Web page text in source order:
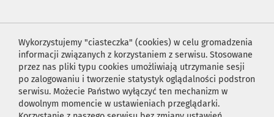
Wykorzystujemy "ciasteczka" (cookies) w celu gromadzenia
informacji związanych z korzystaniem z serwisu. Stosowane
przez nas pliki typu cookies umożliwiają utrzymanie sesji
po zalogowaniu i tworzenie statystyk oglądalności podstron
serwisu. Możecie Państwo wyłączyć ten mechanizm w
dowolnym momencie w ustawieniach przeglądarki.